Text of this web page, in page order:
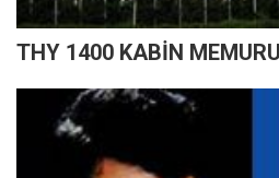
THY 1400 KABİN